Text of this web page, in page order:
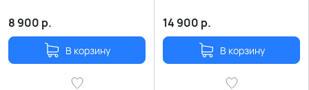
8 900 р.
В корзину
14 900 р.
В корзину